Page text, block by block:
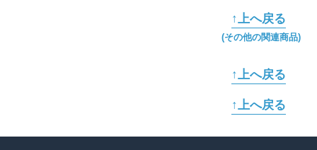
↑上へ戻る
(その他の関連商品)
↑上へ戻る
↑上へ戻る